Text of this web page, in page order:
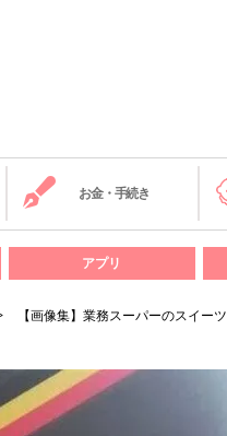
お金・手続き
アプリ
【画像集】業務スーパーのスイーツ